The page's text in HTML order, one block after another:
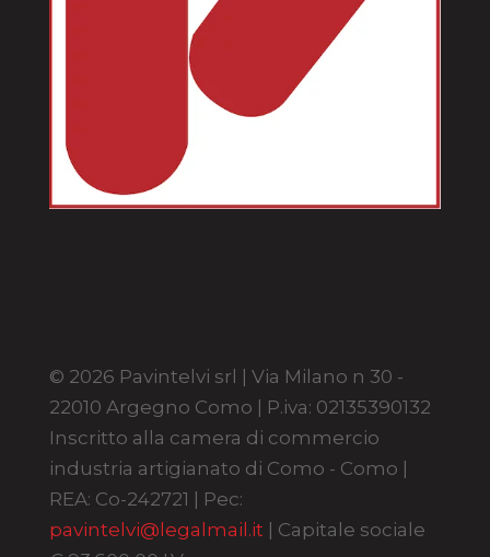
© 2026 Pavintelvi srl | Via Milano n 30 -
22010 Argegno Como | P.iva: 02135390132
Inscritto alla camera di commercio
industria artigianato di Como - Como |
REA: Co-242721 | Pec:
pavintelvi@legalmail.it | Capitale sociale